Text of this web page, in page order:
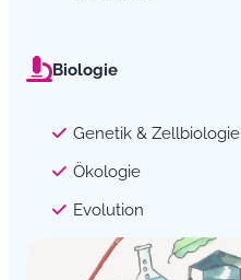
Biologie
Genetik & Zellbiologie
Ökologie
Evolution